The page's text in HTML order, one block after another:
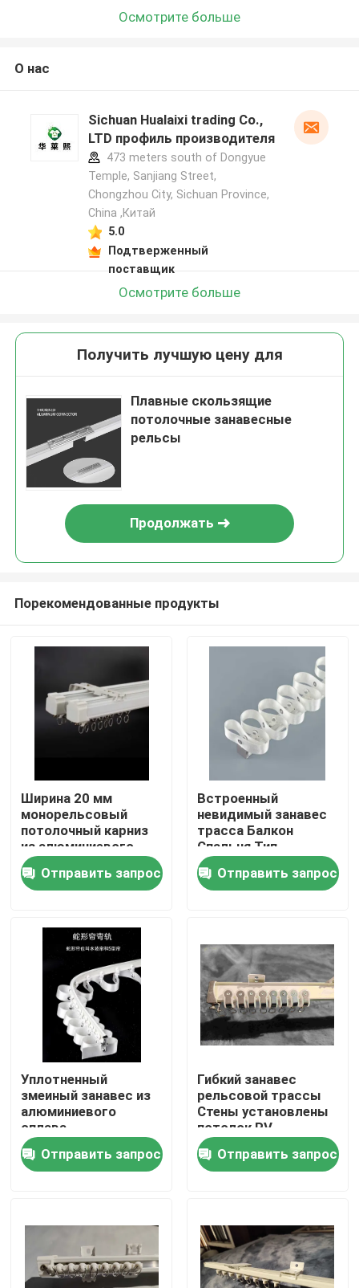
Дом
Продукты
Видео
Путешествие фабрики
Проверка качества
Свяжитесь мы
Подержанная модная одежда
Первичная детская одежда
Осмотрите больше
О нас
Sichuan Hualaixi trading Co.,
LTD профиль производителя
473 meters south of Dongyue
Temple, Sanjiang Street,
Chongzhou City, Sichuan Province,
China ,Китай
5.0
Подтверженный
поставщик
Осмотрите больше
Получить лучшую цену для
Плавные скользящие
потолочные занавесные
рельсы
Продолжать
Порекомендованные продукты
Ширина 20 мм
монорельсовый
потолочный карниз
из алюминиевого
сплава 55 дюймов
Отправить запрос
Встроенный
невидимый занавес
трасса Балкон
Спальня Тип
открытый Тип
Змеиный занавес
Отправить запрос
Уплотненный
змеиный занавес из
алюминиевого
сплава
Отправить запрос
Гибкий занавес
рельсовой трассы
Стены установлены
потолок RV
Алюминий Белый
Отправить запрос